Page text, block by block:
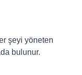
şeyi yöneten
bulunur.